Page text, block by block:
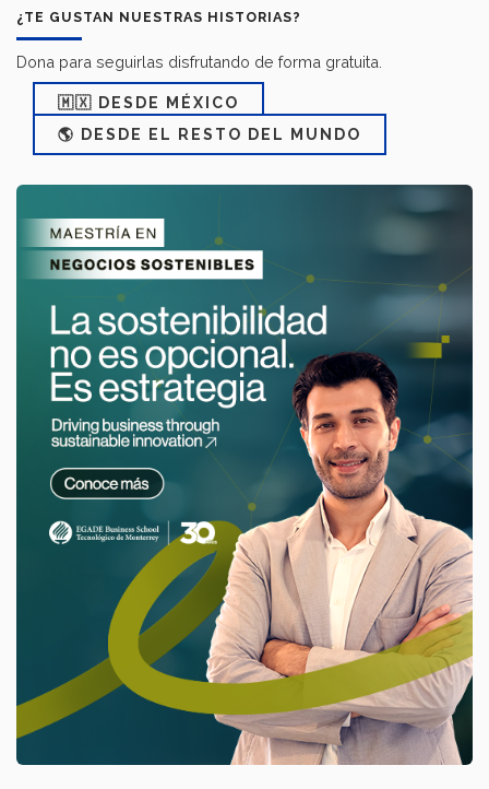
¿TE GUSTAN NUESTRAS HISTORIAS?
Dona para seguirlas disfrutando de forma gratuita.
🇲🇽 DESDE MÉXICO
🌎 DESDE EL RESTO DEL MUNDO